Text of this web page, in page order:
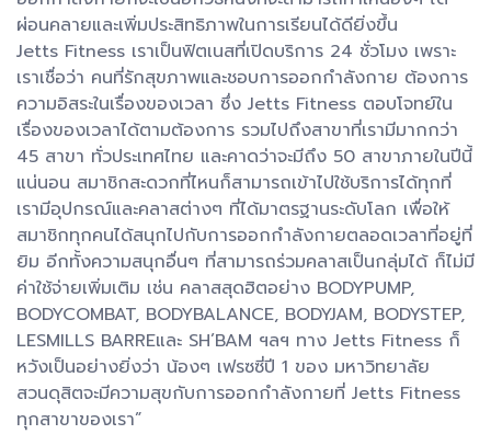
ผ่อนคลายและเพิ่มประสิทธิภาพในการเรียนได้ดียิ่งขึ้น
Jetts Fitness เราเป็นฟิตเนสที่เปิดบริการ 24 ชั่วโมง เพราะ
เราเชื่อว่า คนที่รักสุขภาพและชอบการออกกำลังกาย ต้องการ
ความอิสระในเรื่องของเวลา ซึ่ง Jetts Fitness ตอบโจทย์ใน
เรื่องของเวลาได้ตามต้องการ รวมไปถึงสาขาที่เรามีมากกว่า
45 สาขา ทั่วประเทศไทย และคาดว่าจะมีถึง 50 สาขาภายในปีนี้
แน่นอน สมาชิกสะดวกที่ไหนก็สามารถเข้าไปใช้บริการได้ทุกที่
เรามีอุปกรณ์และคลาสต่างๆ ที่ได้มาตรฐานระดับโลก เพื่อให้
สมาชิกทุกคนได้สนุกไปกับการออกกำลังกายตลอดเวลาที่อยู่ที่
ยิม อีกทั้งความสนุกอื่นๆ ที่สามารถร่วมคลาสเป็นกลุ่มได้ ก็ไม่มี
ค่าใช้จ่ายเพิ่มเติม เช่น คลาสสุดฮิตอย่าง BODYPUMP,
BODYCOMBAT, BODYBALANCE, BODYJAM, BODYSTEP,
LESMILLS BARREและ SH’BAM ฯลฯ ทาง Jetts Fitness ก็
หวังเป็นอย่างยิ่งว่า น้องๆ เฟรซซี่ปี 1 ของ มหาวิทยาลัย
สวนดุสิตจะมีความสุขกับการออกกำลังกายที่ Jetts Fitness
ทุกสาขาของเรา”